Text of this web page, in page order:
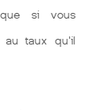
que si vous
au taux qu'il